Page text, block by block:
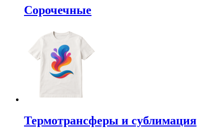
Сорочечные
Термотрансферы и сублимация